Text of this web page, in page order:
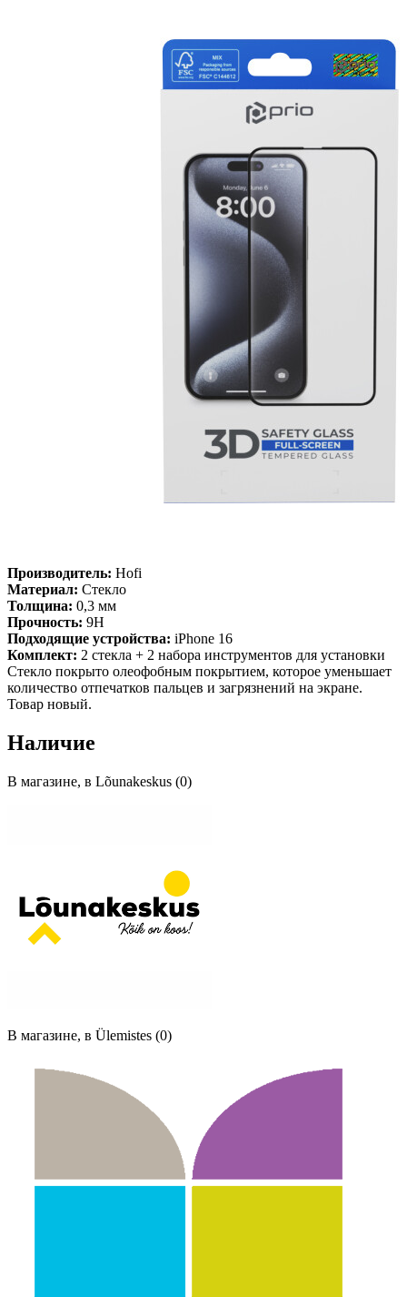
Производитель: Hofi
Материал: Стекло
Толщина: 0,3 мм
Прочность: 9H
Подходящие устройства: iPhone 16
Комплект: 2 стекла + 2 набора инструментов для установки
Стекло покрыто олеофобным покрытием, которое уменьшает
количество отпечатков пальцев и загрязнений на экране.
Товар новый.
Наличие
В магазине, в Lõunakeskus (0)
В магазине, в Ülemistes (0)